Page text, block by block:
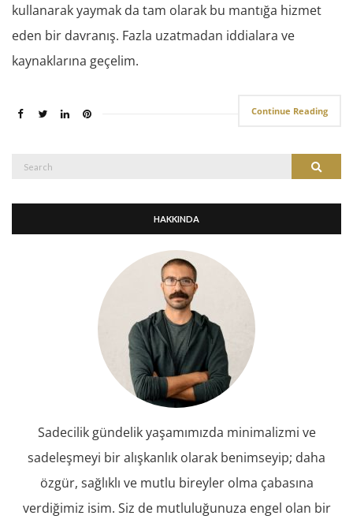
kullanarak yaymak da tam olarak bu mantığa hizmet
eden bir davranış. Fazla uzatmadan iddialara ve
kaynaklarına geçelim.
Continue Reading
Search
HAKKINDA
Sadecilik gündelik yaşamımızda minimalizmi ve
sadeleşmeyi bir alışkanlık olarak benimseyip; daha
özgür, sağlıklı ve mutlu bireyler olma çabasına
verdiğimiz isim. Siz de mutluluğunuza engel olan bir